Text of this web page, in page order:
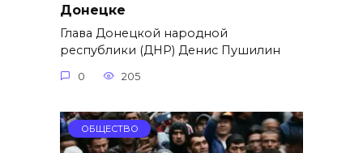
Донецке
Глава Донецкой народной
республики (ДНР) Денис Пушилин
0 205
ОБЩЕСТВО